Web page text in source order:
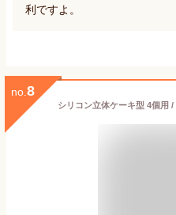
利ですよ。
no. 8